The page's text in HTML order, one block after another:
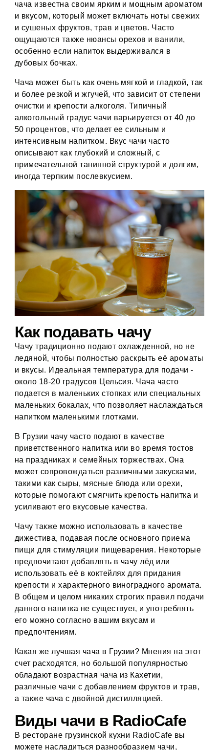
чача известна своим ярким и мощным ароматом
и вкусом, который может включать ноты свежих
и сушеных фруктов, трав и цветов. Часто
ощущаются также нюансы орехов и ванили,
особенно если напиток выдерживался в
дубовых бочках.
Чача может быть как очень мягкой и гладкой, так
и более резкой и жгучей, что зависит от степени
очистки и крепости алкоголя. Типичный
алкогольный градус чачи варьируется от 40 до
50 процентов, что делает ее сильным и
интенсивным напитком. Вкус чачи часто
описывают как глубокий и сложный, с
примечательной танинной структурой и долгим,
иногда терпким послевкусием.
Как подавать чачу
Чачу традиционно подают охлажденной, но не
ледяной, чтобы полностью раскрыть её ароматы
и вкусы. Идеальная температура для подачи -
около 18-20 градусов Цельсия. Чача часто
подается в маленьких стопках или специальных
маленьких бокалах, что позволяет наслаждаться
напитком маленькими глотками.
В Грузии чачу часто подают в качестве
приветственного напитка или во время тостов
на праздниках и семейных торжествах. Она
может сопровождаться различными закусками,
такими как сыры, мясные блюда или орехи,
которые помогают смягчить крепость напитка и
усиливают его вкусовые качества.
Чачу также можно использовать в качестве
дижестива, подавая после основного приема
пищи для стимуляции пищеварения. Некоторые
предпочитают добавлять в чачу лёд или
использовать её в коктейлях для придания
крепости и характерного виноградного аромата.
В общем и целом никаких строгих правил подачи
данного напитка не существует, и употреблять
его можно согласно вашим вкусам и
предпочтениям.
Какая же лучшая чача в Грузии? Мнения на этот
счет расходятся, но большой популярностью
обладают возрастная чача из Кахетии,
различные чачи с добавлением фруктов и трав,
а также чача с двойной дистилляцией.
Виды чачи в RadioCafe
В ресторане грузинской кухни RadioCafe вы
можете насладиться разнообразием чачи,